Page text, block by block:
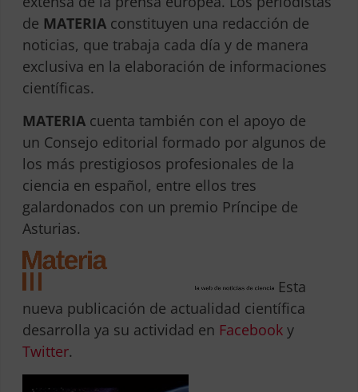
de MATERIAconstituyen una redacción de
noticias, que trabaja cada día y de manera
exclusiva en la elaboración de informaciones
científicas.
MATERIAcuenta también con el apoyo de
un Consejo editorial formado por algunos de
los más prestigiosos profesionales de la
ciencia en español, entre ellos tres
galardonados con un premio Príncipe de
Asturias.
Esta
nueva publicación de actualidad científica
desarrolla ya su actividad en Facebooky
Twitter.